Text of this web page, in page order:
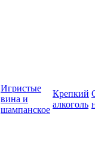
Игристые
вина и
шампанское
Крепкий
алкоголь